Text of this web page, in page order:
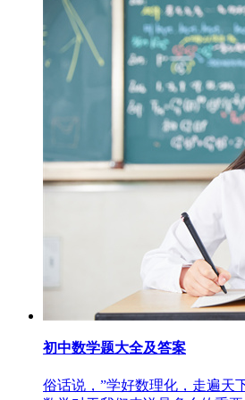
初中数学题大全及答案
俗话说，”学好数理化，走遍天